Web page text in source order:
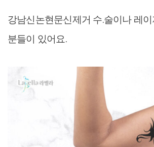
강남신논현문신제거 수.술이나 레
분들이 있어요.